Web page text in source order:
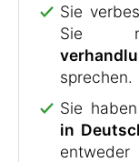
Sie
Sie
sprechen.
Sie
in